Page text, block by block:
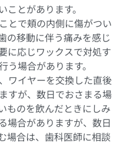
とがあります。
とで頬の内側に傷がつい
の移動に伴う痛みを感じ
に応じワックスで対処す
う場合があります。
ワイヤーを交換した直後
すが、数日でおさまる場
ものを飲んだときにしみ
場合がありますが、数日
場合は、歯科医師に相談